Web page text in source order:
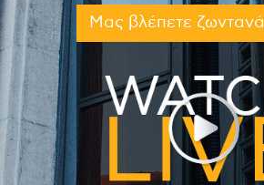
Μας βλέπετε ζωντανά